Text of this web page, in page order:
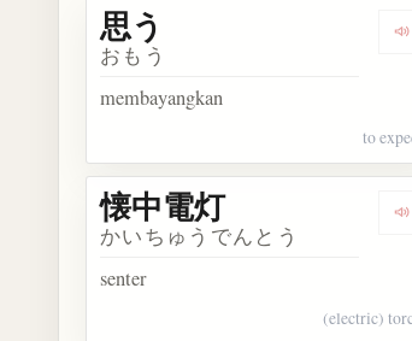
思う
おもう
membayangkan
to
懐中電灯
かいちゅうでんとう
senter
(electric)